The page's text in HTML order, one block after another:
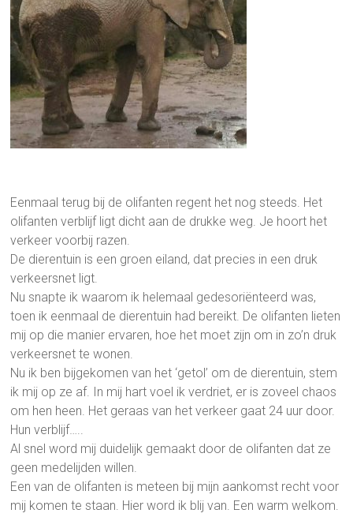
Eenmaal terug bij de olifanten regent het nog steeds. Het
olifanten verblijf ligt dicht aan de drukke weg. Je hoort het
verkeer voorbij razen.
De dierentuin is een groen eiland, dat precies in een druk
verkeersnet ligt.
Nu snapte ik waarom ik helemaal gedesoriënteerd was,
toen ik eenmaal de dierentuin had bereikt. De olifanten lieten
mij op die manier ervaren, hoe het moet zijn om in zo’n druk
verkeersnet te wonen.
Nu ik ben bijgekomen van het ‘getol’ om de dierentuin, stem
ik mij op ze af. In mij hart voel ik verdriet, er is zoveel chaos
om hen heen. Het geraas van het verkeer gaat 24 uur door.
Hun verblijf…..
Al snel word mij duidelijk gemaakt door de olifanten dat ze
geen medelijden willen.
Een van de olifanten is meteen bij mijn aankomst recht voor
mij komen te staan. Hier word ik blij van. Een warm welkom.